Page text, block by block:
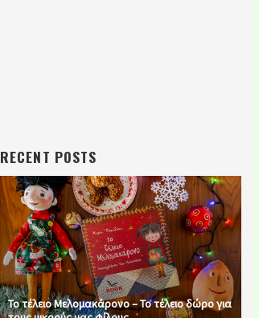
RECENT POSTS
Το τέλειο Μελομακάρονο – Το τέλειο δώρο για